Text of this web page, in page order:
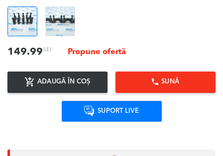
149.99 LEI Propune ofertă
ADAUGĂ ÎN COȘ SUNĂ
SUPORT LIVE